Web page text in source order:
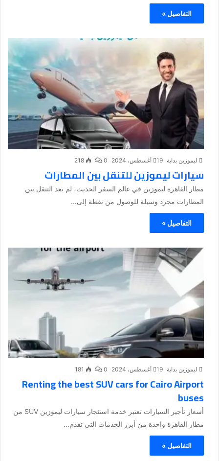
التفاصيل »
ليموزين بداية 19 أغسطس، 2024 0
218
سيارات ليموزين للتنقل بين المطارات
مطار القاهرة ليموزين في عالم السفر الحديث، لم يعد التنقل بين
المطارات مجرد وسيلة للوصول من نقطة إلى...
التفاصيل »
ليموزين بداية 19 أغسطس، 2024 0
181
Renting the best SUV cars for Cairo Airport
buses
أسعار تأجير السيارات تعتبر خدمة استئجار سيارات ليموزين SUV من
مطار القاهرة واحدة من أبرز الخدمات التي تقدم...
التفاصيل »